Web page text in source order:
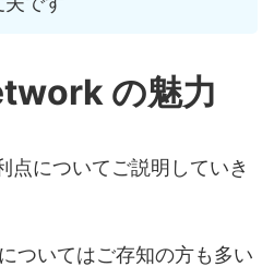
の魅力
についてご説明していき
ついてはご存知の方も多い